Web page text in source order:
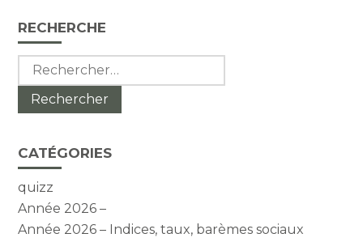
Blog
sidebar
RECHERCHE
Rechercher :
CATÉGORIES
quizz
Année 2026 –
Année 2026 – Indices, taux, barèmes sociaux